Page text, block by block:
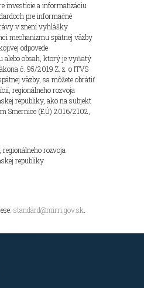
investície a informatizáciu
pre informačné
v znení vyhlášky
mechanizmu spätnej väzby
odpovede
alebo obsah, ktorý je vyňatý
č. 95/2019 Z. z. o ITVS
väzby, sa môžete obrátiť
regionálneho rozvoja
republiky, ako na subjekt
Smernice (EÚ) 2016/2102,
rozvoja
republiky
standard@mirri.gov.sk